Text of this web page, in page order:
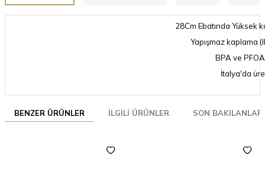
28Cm Ebatında Yüksek
Yapışmaz kaplama
BPA ve
İtalya'da
BENZER ÜRÜNLER İLGILI ÜRÜNLER SON BAKILANLAR